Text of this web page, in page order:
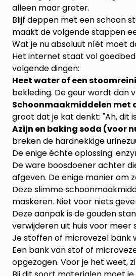
alleen maar groter.
Blijf deppen met een schoon
maakt de volgende stappen
Wat je nu absoluut níét moet
Het internet staat vol
volgende dingen:
Heet water of een
bekleding. De geur wordt dan
Schoonmaakmiddelen met
groot dat je kat denkt: "Ah, dit
Azijn en baking soda (voor
breken de hardnekkige
De enige échte oplossing:
De ware boosdoener achter
afgeven. De enige manier om
Deze slimme
maskeren. Niet voor niets
Deze aanpak is de gouden
verwijderen uit huisvoor meer
Je stoffen of microvezel bank
Een bank van stof of
opgezogen. Voor je het weet,